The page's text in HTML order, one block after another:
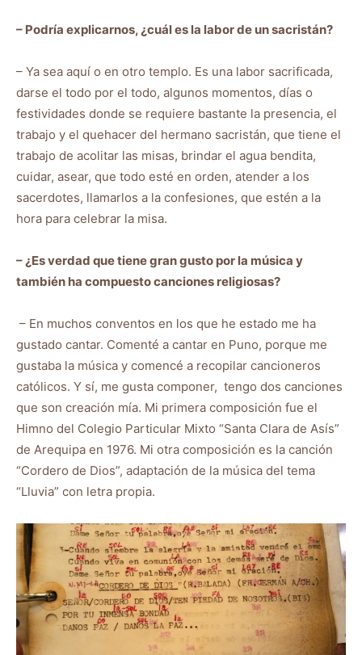
– Podría explicarnos, ¿cuál es la labor de un sacristán?
– Ya sea aquí o en otro templo. Es una labor sacrificada,
darse el todo por el todo, algunos momentos, días o
festividades donde se requiere bastante la presencia, el
trabajo y el quehacer del hermano sacristán, que tiene el
trabajo de acolitar las misas, brindar el agua bendita,
cuidar, asear, que todo esté en orden, atender a los
sacerdotes, llamarlos a la confesiones, que estén a la
hora para celebrar la misa.
– ¿Es verdad que tiene gran gusto por la música y
también ha compuesto canciones religiosas?
– En muchos conventos en los que he estado me ha
gustado cantar. Comenté a cantar en Puno, porque me
gustaba la música y comencé a recopilar cancioneros
católicos. Y sí, me gusta componer, tengo dos canciones
que son creación mía. Mi primera composición fue el
Himno del Colegio Particular Mixto “Santa Clara de Asís”
de Arequipa en 1976. Mi otra composición es la canción
“Cordero de Dios”, adaptación de la música del tema
“Lluvia” con letra propia.